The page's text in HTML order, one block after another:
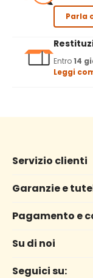
Parla
Entro14
Leggi
Servizio clienti
Garanzie e
Pagamento e
Su di noi
Seguici su: